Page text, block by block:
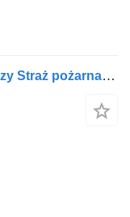
MAN Wóz strażacki Pojazd pożarniczy Straż pożarna MAN 18.284 GCBA 4x